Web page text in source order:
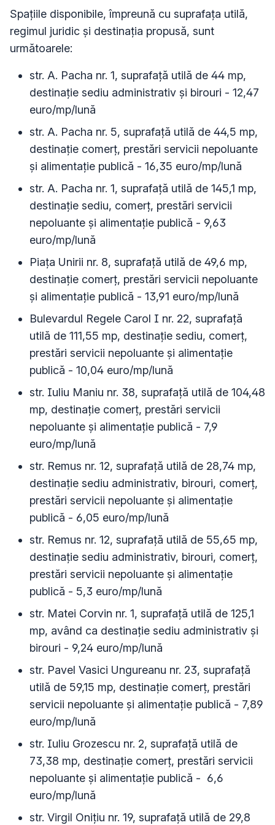
Spațiile disponibile, împreună cu suprafața utilă,
regimul juridic și destinația propusă, sunt
următoarele:
str. A. Pacha nr. 1, suprafață utilă de 44 mp,
destinație sediu administrativ și birouri - 12,47
euro/mp/lună
str. A. Pacha nr. 5, suprafață utilă de 44,5 mp,
destinație comerț, prestări servicii nepoluante
și alimentație publică - 16,35 euro/mp/lună
str. A. Pacha nr. 1, suprafață utilă de 145,1 mp,
destinație sediu, comerț, prestări servicii
nepoluante și alimentație publică - 9,63
euro/mp/lună
Piața Unirii nr. 8, suprafață utilă de 49,6 mp,
destinație comerț, prestări servicii nepoluante
și alimentație publică - 13,91 euro/mp/lună
Bulevardul Regele Carol I nr. 22, suprafață
utilă de 111,55 mp, destinație sediu, comerț,
prestări servicii nepoluante și alimentație
publică - 10,04 euro/mp/lună
str. Iuliu Maniu nr. 38, suprafață utilă de 104,48
mp, destinație comerț, prestări servicii
nepoluante și alimentație publică - 7,9
euro/mp/lună
str. Remus nr. 12, suprafață utilă de 28,74 mp,
destinație sediu administrativ, birouri, comerț,
prestări servicii nepoluante și alimentație
publică - 6,05 euro/mp/lună
str. Remus nr. 12, suprafață utilă de 55,65 mp,
destinație sediu administrativ, birouri, comerț,
prestări servicii nepoluante și alimentație
publică - 5,3 euro/mp/lună
str. Matei Corvin nr. 1, suprafață utilă de 125,1
mp, având ca destinație sediu administrativ și
birouri - 9,24 euro/mp/lună
str. Pavel Vasici Ungureanu nr. 23, suprafață
utilă de 59,15 mp, destinație comerț, prestări
servicii nepoluante și alimentație publică - 7,89
euro/mp/lună
str. Iuliu Grozescu nr. 2, suprafață utilă de
73,38 mp, destinație comerț, prestări servicii
nepoluante și alimentație publică - 6,6
euro/mp/lună
str. Virgil Onițiu nr. 19, suprafață utilă de 29,8